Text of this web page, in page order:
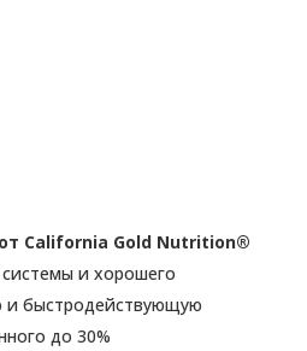
California Gold Nutrition®
и хорошего
и быстродействующую
до 30%